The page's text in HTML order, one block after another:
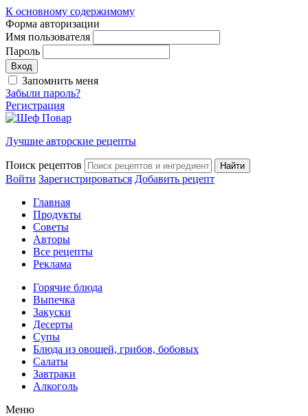
К основному содержимому
Форма авторизации
Имя пользователя
Пароль
Запомнить меня
Забыли пароль?
Регистрация
Лучшие авторские рецепты
Поиск рецептов
Войти Зарегистрироваться Добавить рецепт
Главная
Продукты
Советы
Авторы
Все рецепты
Реклама
Горячие блюда
Выпечка
Закуски
Десерты
Супы
Блюда из овощей, грибов, бобовых
Салаты
Завтраки
Алкоголь
Меню